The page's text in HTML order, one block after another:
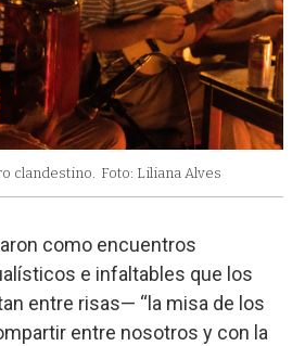
clandestino. Foto: Liliana Alves
como encuentros
e infaltables que los
entre risas— “la misa de los
entre nosotros y con la